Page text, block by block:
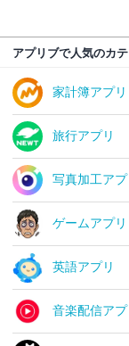
アプリブで人気のカ
家計簿アプリ
旅行アプリ
写真加工アプ
ゲームアプリ
英語アプリ
音楽配信アプ